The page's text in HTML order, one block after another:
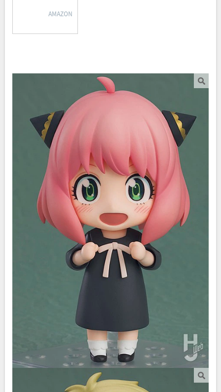
AMAZON